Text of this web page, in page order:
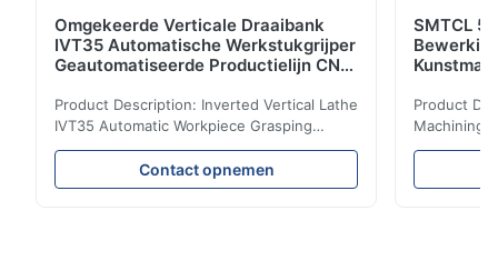
Omgekeerde Verticale Draaibank
IVT35 Automatische Werkstukgrijper
Geautomatiseerde Productielijn CNC
Product Description: Inverted Vertical Lathe
IVT35 Automatic Workpiece Grasping
Automated Production Line CNC Lathe
IVT35 automated production line stands
out with standardized modular design and
Contact opnemen
SMTCL 5
Product
Machining
Mineral
for the